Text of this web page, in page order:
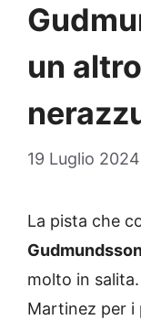
un
19 Luglio 2024
La pista che
molto in
Martinez per i